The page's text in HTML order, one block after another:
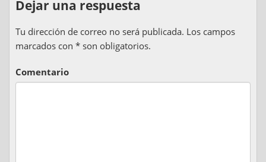
Dejar una respuesta
Tu dirección de correo no será publicada. Los campos
marcados con * son obligatorios.
Comentario